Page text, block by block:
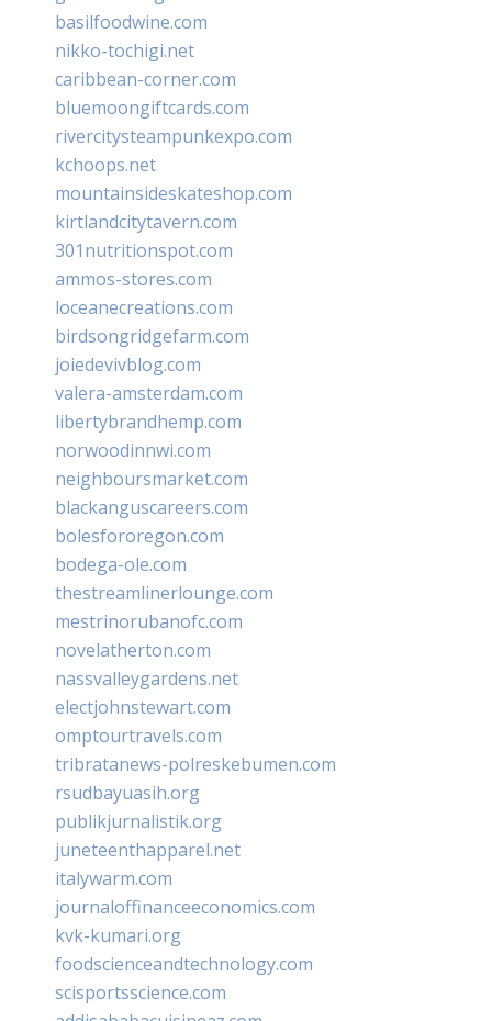
basilfoodwine.com
nikko-tochigi.net
caribbean-corner.com
bluemoongiftcards.com
rivercitysteampunkexpo.com
kchoops.net
mountainsideskateshop.com
kirtlandcitytavern.com
301nutritionspot.com
ammos-stores.com
loceanecreations.com
birdsongridgefarm.com
joiedevivblog.com
valera-amsterdam.com
libertybrandhemp.com
norwoodinnwi.com
neighboursmarket.com
blackanguscareers.com
bolesfororegon.com
bodega-ole.com
thestreamlinerlounge.com
mestrinorubanofc.com
novelatherton.com
nassvalleygardens.net
electjohnstewart.com
omptourtravels.com
tribratanews-polreskebumen.com
rsudbayuasih.org
publikjurnalistik.org
juneteenthapparel.net
italywarm.com
journaloffinanceeconomics.com
kvk-kumari.org
foodscienceandtechnology.com
scisportsscience.com